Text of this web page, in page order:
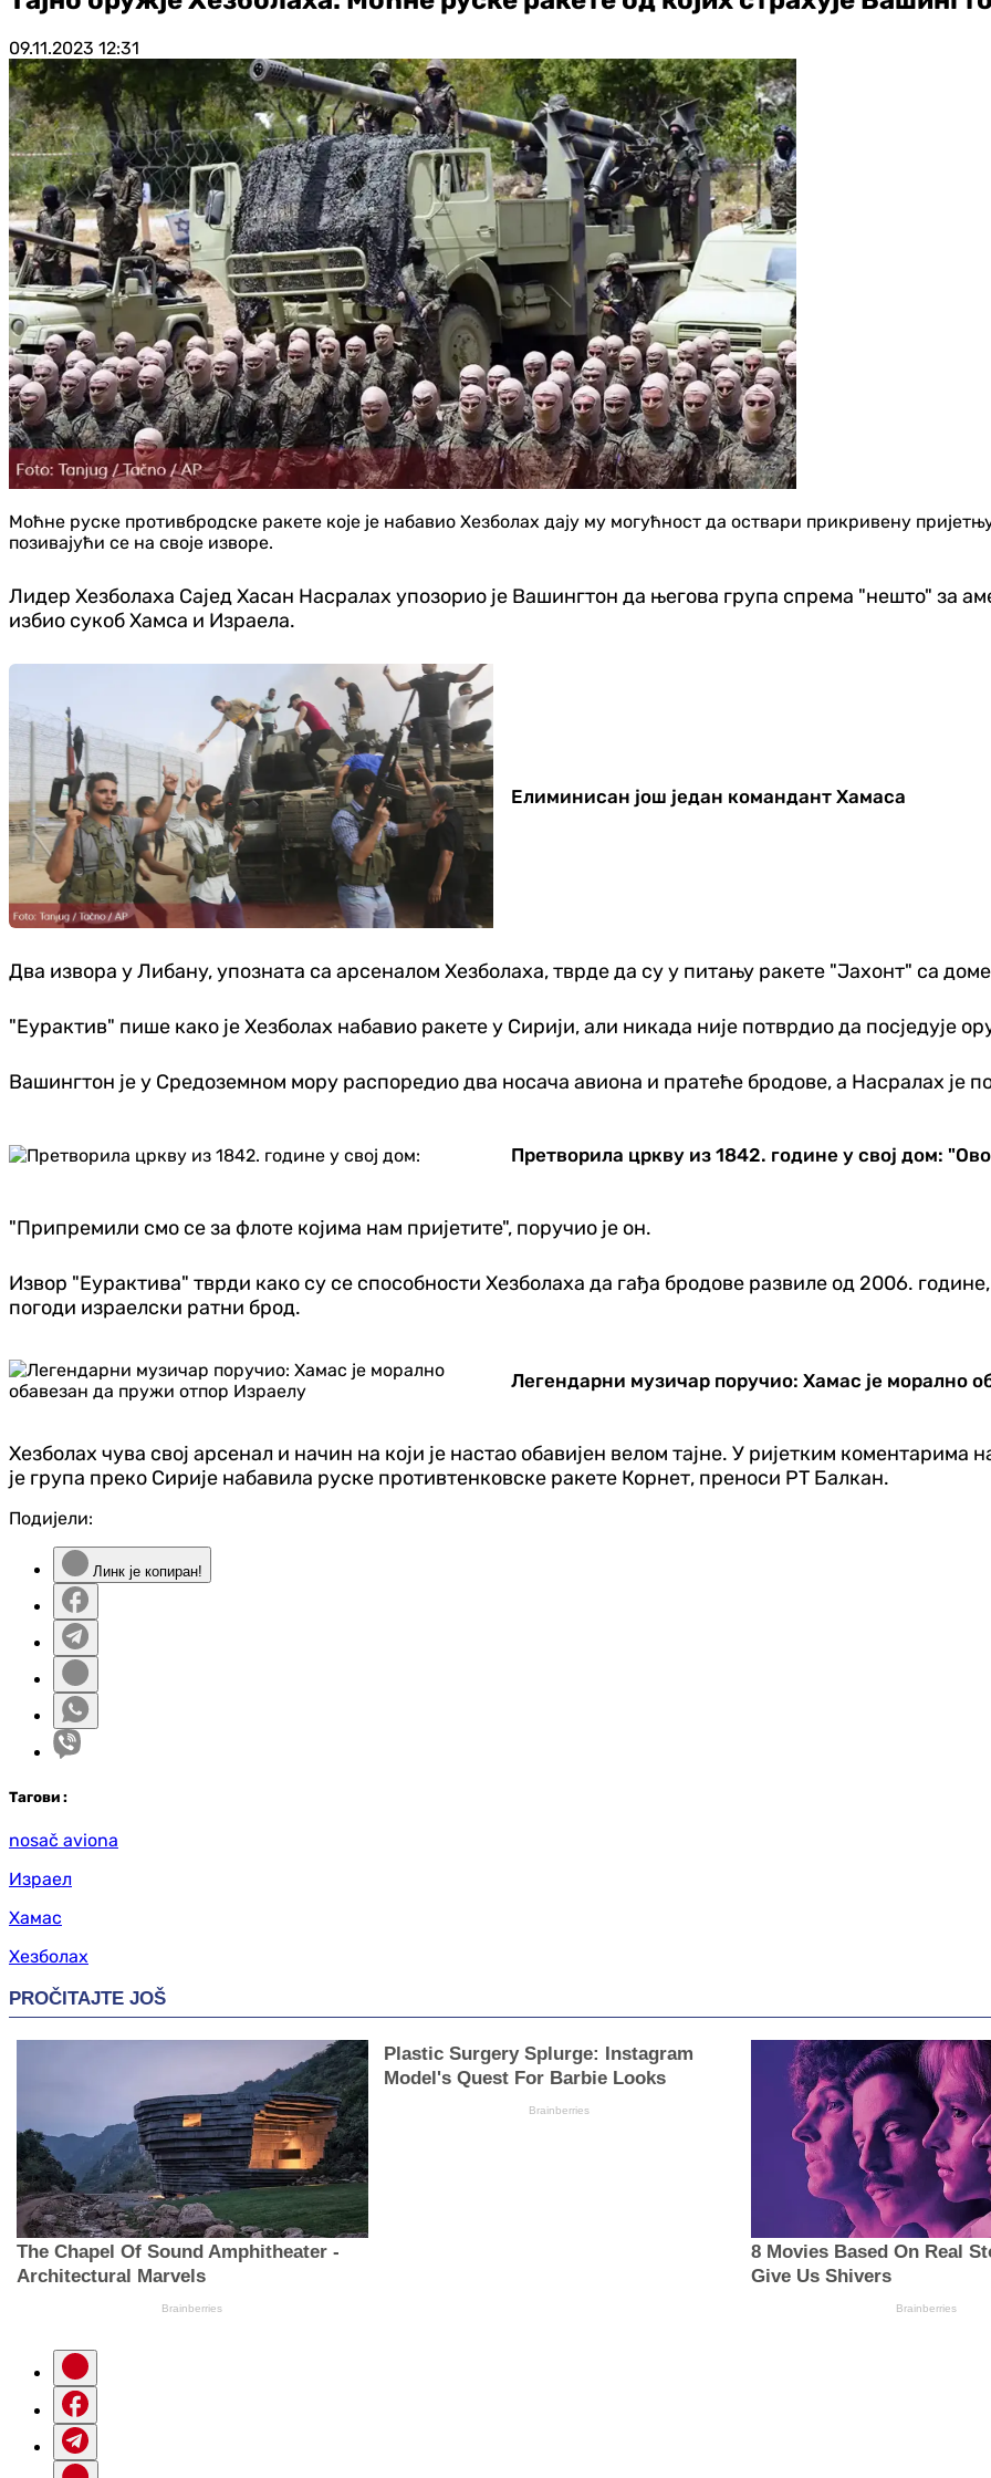
09.11.2023 12:31
Моћне руске противбродске ракете које је набавио Хезболах дају му могућност да оствари прикривену
позивајући се на своје изворе.
Лидер Хезболаха Сајед Хасан Насралах упозорио је Вашингтон да његова група спрема "нешто" за
избио сукоб Хамса и Израела.
Елиминисан још један командант Хамаса
Два извора у Либану, упозната са арсеналом Хезболаха, тврде да су у питању ракете "Јахонт" са
"Еурактив" пише како је Хезболах набавио ракете у Сирији, али никада није потврдио да посједује
Вашингтон је у Средоземном мору распоредио два носача авиона и пратеће бродове, а Насралах је
Претворила цркву из 1842. године у свој дом:
"Припремили смо се за флоте којима нам пријетите", поручио је он.
Извор "Еурактива" тврди како су се способности Хезболаха да гађа бродове развиле од 2006.
погоди израелски ратни брод.
Легендарни музичар поручио: Хамас је морално
Хезболах чува свој арсенал и начин на који је настао обавијен велом тајне. У ријетким коментарима
је група преко Сирије набавила руске противтенковске ракете Корнет, преноси РТ Балкан.
Подијели:
Линк је копиран!
Тагови :
nosač aviona
Израел
Хамас
Хезболах